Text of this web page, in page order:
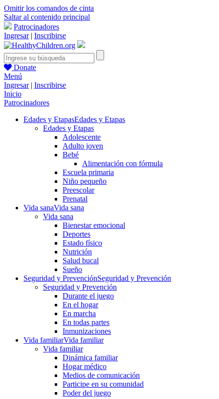
Omitir los comandos de cinta
Saltar al contenido principal
Patrocinadores
Ingresar| Inscribirse
Donate
Menú
Ingresar| Inscribirse
Inicio
Patrocinadores
Edades y EtapasEdades y Etapas
Edades y Etapas
Adolescente
Adulto joven
Bebé
Alimentación con fórmula
Escuela primaria
Niño pequeño
Preescolar
Prenatal
Vida sanaVida sana
Vida sana
Bienestar emocional
Deportes
Estado físico
Nutrición
Salud bucal
Sueño
Seguridad y PrevenciónSeguridad y Prevención
Seguridad y Prevención
Durante el juego
En el hogar
En marcha
En todas partes
Inmunizaciones
Vida familiarVida familiar
Vida familiar
Dinámica familiar
Hogar médico
Medios de comunicación
Participe en su comunidad
Poder del juego